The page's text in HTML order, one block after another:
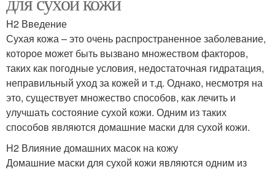
H2 Введение
Сухая кожа – это очень распространенное заболевание,
которое может быть вызвано множеством факторов,
таких как погодные условия, недостаточная гидратация,
неправильный уход за кожей и т.д. Однако, несмотря на
это, существует множество способов, как лечить и
улучшать состояние сухой кожи. Одним из таких
способов являются домашние маски для сухой кожи.
H2 Влияние домашних масок на кожу
Домашние маски для сухой кожи являются одним из